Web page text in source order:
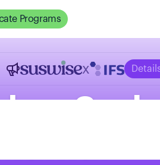
Programs
x
ve